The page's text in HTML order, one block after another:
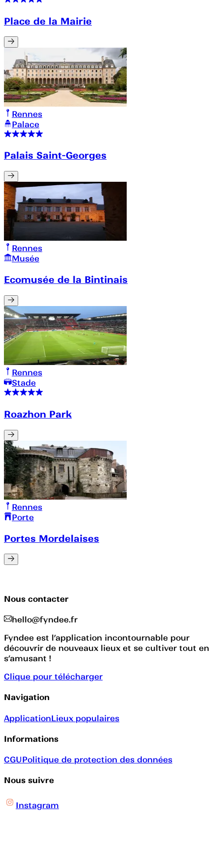
Place de la Mairie
Rennes
Palace
Palais Saint-Georges
Rennes
Musée
Ecomusée de la Bintinais
Rennes
Stade
Roazhon Park
Rennes
Porte
Portes Mordelaises
Nous contacter
hello@fyndee.fr
Fyndee est l’application incontournable pour
découvrir de nouveaux lieux et se cultiver tout en
s’amusant !
Clique pour télécharger
Navigation
ApplicationLieux populaires
Informations
CGUPolitique de protection des données
Nous suivre
Instagram